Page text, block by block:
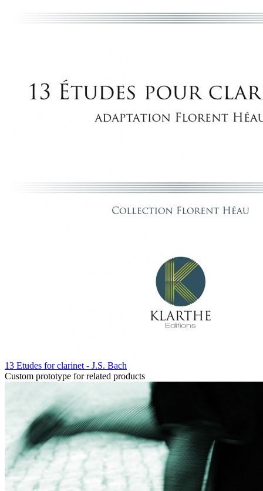
13 Etudes for clarinet - J.S. Bach
Custom prototype for related products